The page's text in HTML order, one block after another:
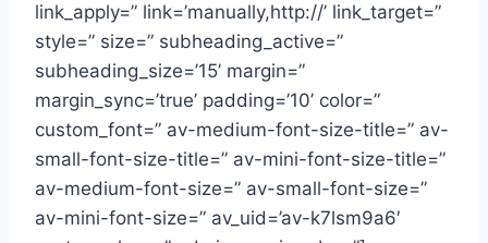
link_apply=” link=’manually,http://’ link_target=”
style=” size=” subheading_active=”
subheading_size=’15’ margin=”
margin_sync=’true’ padding=’10’ color=”
custom_font=” av-medium-font-size-title=” av-
small-font-size-title=” av-mini-font-size-title=”
av-medium-font-size=” av-small-font-size=”
av-mini-font-size=” av_uid=’av-k7lsm9a6′